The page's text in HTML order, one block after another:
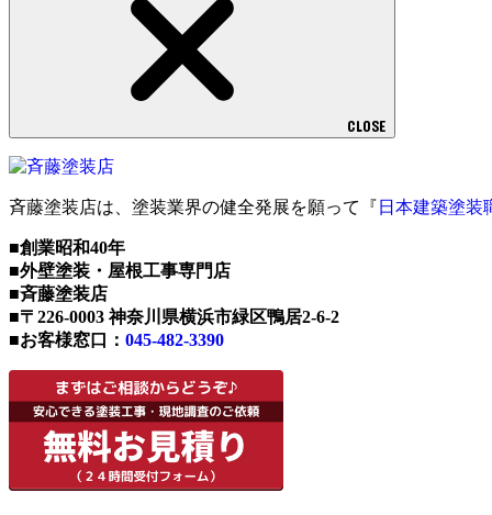
CLOSE
斉藤塗装店は、塗装業界の健全発展を願って『 日本建築塗装
■創業昭和40年
■外壁塗装・屋根工事専門店
■斉藤塗装店
■〒226-0003 神奈川県横浜市緑区鴨居2-6-2
■お客様窓口： 045-482-3390